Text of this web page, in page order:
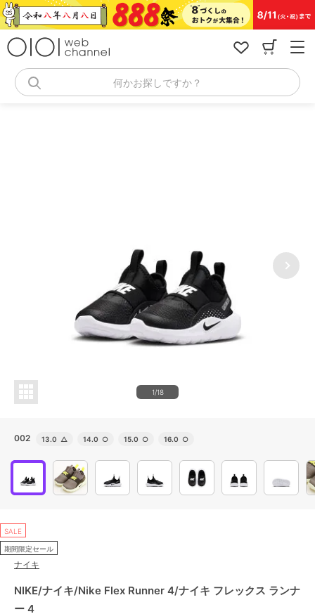
コ
ン
何かお探しですか？
1/18
002 13.0 △ 14.0 ○ 15.0 ○ 16.0 ○
SALE
期間限定セール
ナイキ
NIKE/ナイキ/Nike Flex Runner 4/ナイキ フレックス ランナ
ー 4